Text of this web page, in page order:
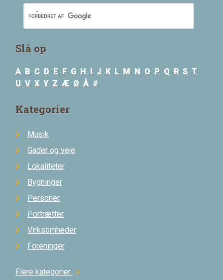
Slå op
A B C D E F G H I J K L M N O P Q R S T
U V X Y Z Æ Ø Å #
Kategorier
Musik
Gader og veje
Lokaliteter
Bygninger
Personer
Portrætter
Virksomheder
Foreninger
Flere kategorier chevron_right